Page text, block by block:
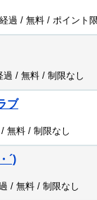
過 / 無料 / ポイント
過 / 無料 / 制限なし
ブ
/ 無料 / 制限なし
´)
/ 無料 / 制限なし